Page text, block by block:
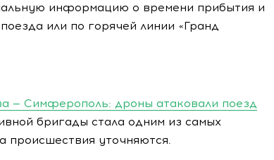
информацию о времени прибытия и
или по горячей линии «Гранд
— Симферополь: дроны атаковали поезд
бригады стала одним из самых
происшествия уточняются.